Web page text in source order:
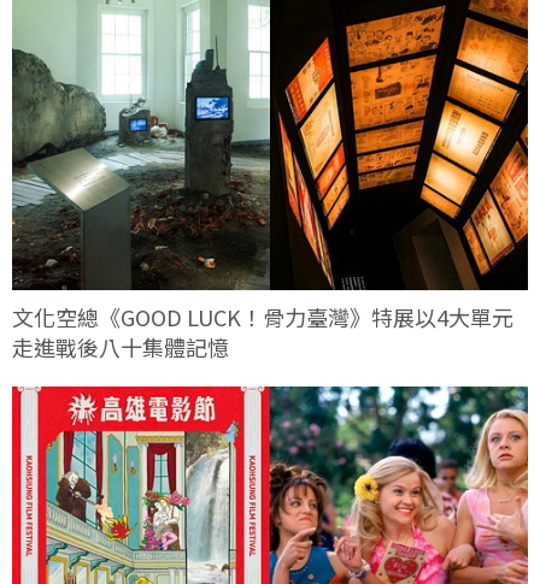
文化空總《GOOD LUCK！骨力臺灣》特展以4大單元
走進戰後八十集體記憶